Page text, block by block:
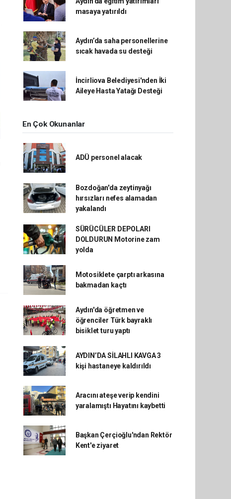
masaya yatırıldı
Aydın’da saha personellerine
sıcak havada su desteği
İncirliova Belediyesi'nden İki
Aileye Hasta Yatağı Desteği
En Çok Okunanlar
ADÜ personel alacak
Bozdoğan'da zeytinyağı
hırsızları nefes alamadan
yakalandı
SÜRÜCÜLER DEPOLARI
DOLDURUN Motorine zam
yolda
Motosiklete çarptı arkasına
bakmadan kaçtı
Aydın'da öğretmen ve
öğrenciler Türk bayraklı
bisiklet turu yaptı
AYDIN’DA SİLAHLI KAVGA 3
kişi hastaneye kaldırıldı
Aracını ateşe verip kendini
yaralamıştı Hayatını kaybetti
Başkan Çerçioğlu'ndan Rektör
Kent'e ziyaret